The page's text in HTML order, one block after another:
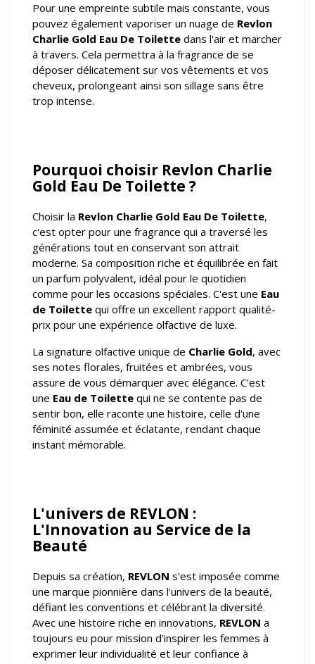
Pour une empreinte subtile mais constante, vous
pouvez également vaporiser un nuage de Revlon
Charlie Gold Eau De Toilette dans l'air et marcher
à travers. Cela permettra à la fragrance de se
déposer délicatement sur vos vêtements et vos
cheveux, prolongeant ainsi son sillage sans être
trop intense.
Pourquoi choisir Revlon Charlie
Gold Eau De Toilette ?
Choisir la Revlon Charlie Gold Eau De Toilette,
c'est opter pour une fragrance qui a traversé les
générations tout en conservant son attrait
moderne. Sa composition riche et équilibrée en fait
un parfum polyvalent, idéal pour le quotidien
comme pour les occasions spéciales. C'est une Eau
de Toilette qui offre un excellent rapport qualité-
prix pour une expérience olfactive de luxe.
La signature olfactive unique de Charlie Gold, avec
ses notes florales, fruitées et ambrées, vous
assure de vous démarquer avec élégance. C'est
une Eau de Toilette qui ne se contente pas de
sentir bon, elle raconte une histoire, celle d'une
féminité assumée et éclatante, rendant chaque
instant mémorable.
L'univers de REVLON :
L'Innovation au Service de la
Beauté
Depuis sa création, REVLON s'est imposée comme
une marque pionnière dans l'univers de la beauté,
défiant les conventions et célébrant la diversité.
Avec une histoire riche en innovations, REVLON a
toujours eu pour mission d'inspirer les femmes à
exprimer leur individualité et leur confiance à